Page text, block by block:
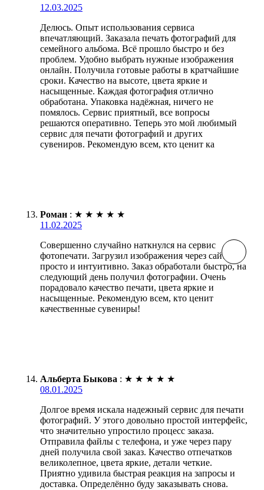
12.03.2025
Делюсь. Опыт использования сервиса
впечатляющий. Заказала печать фотографий для
семейного альбома. Всё прошло быстро и без
проблем. Удобно выбрать нужные изображения
онлайн. Получила готовые работы в кратчайшие
сроки. Качество на высоте, цвета яркие и
насыщенные. Каждая фотография отлично
обработана. Упаковка надёжная, ничего не
помялось. Сервис приятный, все вопросы
решаются оперативно. Теперь это мой любимый
сервис для печати фотографий и других
сувениров. Рекомендую всем, кто ценит ка
Роман : ★ ★ ★ ★ ★
11.02.2025
Совершенно случайно наткнулся на сервис
фотопечати. Загрузил изображения через сайт, всё
просто и интуитивно. Заказ обработали быстро, на
следующий день получил фотографии. Очень
порадовало качество печати, цвета яркие и
насыщенные. Рекомендую всем, кто ценит
качественные сувениры!
Альберта Быкова : ★ ★ ★ ★ ★
08.01.2025
Долгое время искала надежный сервис для печати
фотографий. У этого довольно простой интерфейс,
что значительно упростило процесс заказа.
Отправила файлы с телефона, и уже через пару
дней получила свой заказ. Качество отпечатков
великолепное, цвета яркие, детали четкие.
Приятно удивила быстрая реакция на запросы и
доставка. Определённо буду заказывать снова.